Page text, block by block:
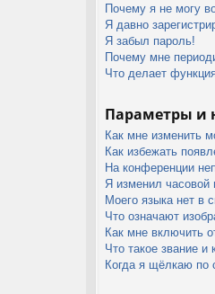
Почему я не могу
Я давно
Я забыл пароль!
Почему мне
Что делает
Параметры и
Как мне изменить
Как избежать
На конференции
Я изменил часовой
Моего языка нет в
Что означают
Как мне включить
Что такое звание и
Когда я щёлкаю по